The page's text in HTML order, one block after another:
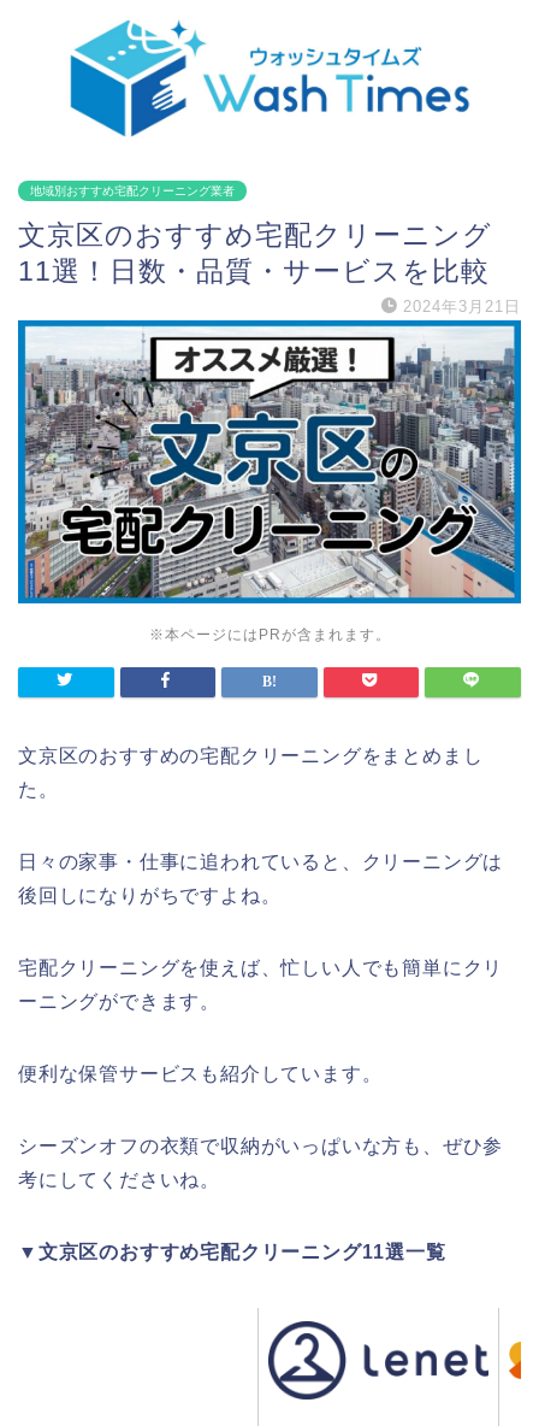
地域別おすすめ宅配クリーニング業者
文京区のおすすめ宅配クリーニング
11選！日数・品質・サービスを比較
2024年3月21日
※本ページにはPRが含まれます。
文京区のおすすめの宅配クリーニングをまとめまし
た。
日々の家事・仕事に追われていると、クリーニングは
後回しになりがちですよね。
宅配クリーニングを使えば、忙しい人でも簡単にクリ
ーニングができます。
便利な保管サービスも紹介しています。
シーズンオフの衣類で収納がいっぱいな方も、ぜひ参
考にしてくださいね。
▼文京区のおすすめ宅配クリーニング11選一覧